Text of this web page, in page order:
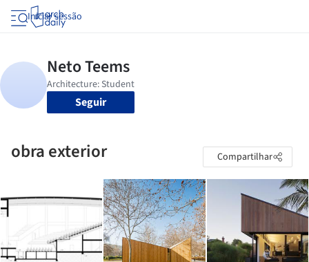
Iniciar sessão
Seguir
obra exterior Compartilhar